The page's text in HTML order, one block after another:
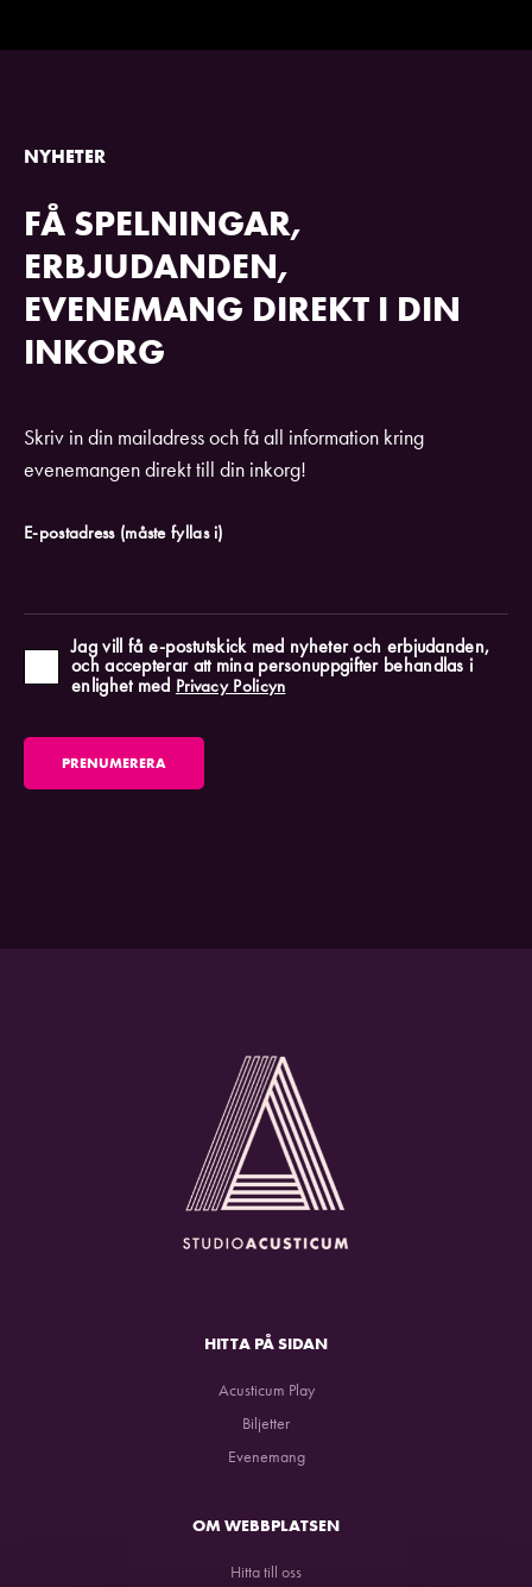
NYHETER
FÅ SPELNINGAR,
ERBJUDANDEN,
EVENEMANG DIREKT I DIN
INKORG
Skriv in din mailadress och få all information kring
evenemangen direkt till din inkorg!
E-postadress (måste fyllas i)
Jag vill få e-postutskick med nyheter och erbjudanden,
och accepterar att mina personuppgifter behandlas i
enlighet med Privacy Policyn
PRENUMERERA
HITTA PÅ SIDAN
Acusticum Play
Biljetter
Evenemang
OM WEBBPLATSEN
Hitta till oss